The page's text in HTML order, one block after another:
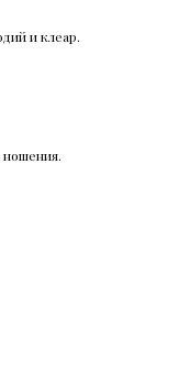
и клеар.
ношения.